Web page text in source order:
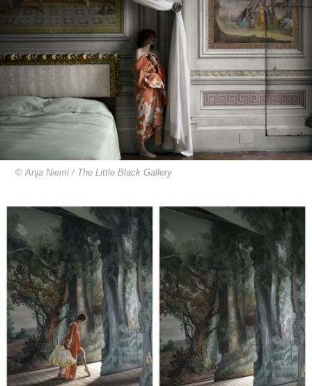
© Anja Niemi / The Little Black Gallery